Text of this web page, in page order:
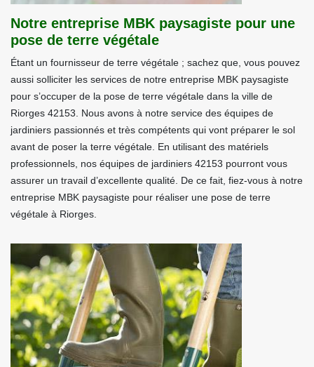
Notre entreprise MBK paysagiste pour une
pose de terre végétale
Étant un fournisseur de terre végétale ; sachez que, vous pouvez
aussi solliciter les services de notre entreprise MBK paysagiste
pour s’occuper de la pose de terre végétale dans la ville de
Riorges 42153. Nous avons à notre service des équipes de
jardiniers passionnés et très compétents qui vont préparer le sol
avant de poser la terre végétale. En utilisant des matériels
professionnels, nos équipes de jardiniers 42153 pourront vous
assurer un travail d’excellente qualité. De ce fait, fiez-vous à notre
entreprise MBK paysagiste pour réaliser une pose de terre
végétale à Riorges.